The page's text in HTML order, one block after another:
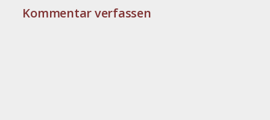
Kommentar verfassen